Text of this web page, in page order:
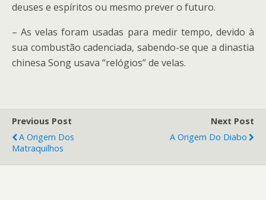
deuses e espíritos ou mesmo prever o futuro.
– As velas foram usadas para medir tempo, devido à
sua combustão cadenciada, sabendo-se que a dinastia
chinesa Song usava “relógios” de velas.
Previous Post
A Origem Dos
Matraquilhos
Next Post
A Origem Do Diabo